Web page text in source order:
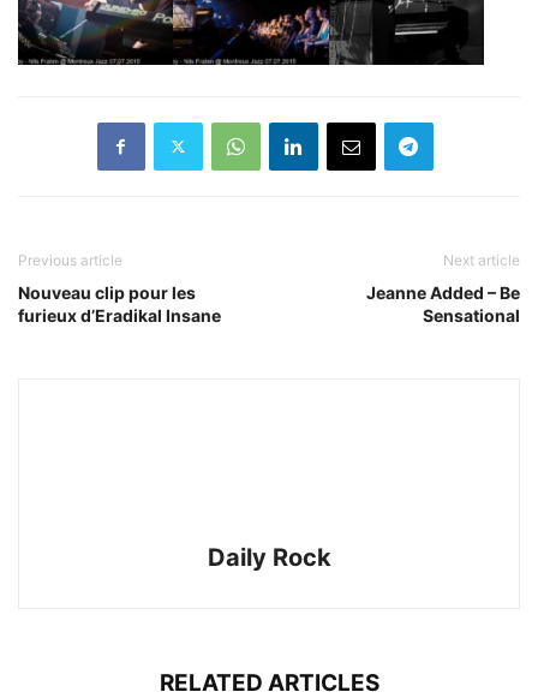
Previous article
Nouveau clip pour les
furieux d’Eradikal Insane
Next article
Jeanne Added – Be
Sensational
Daily Rock
RELATED ARTICLES